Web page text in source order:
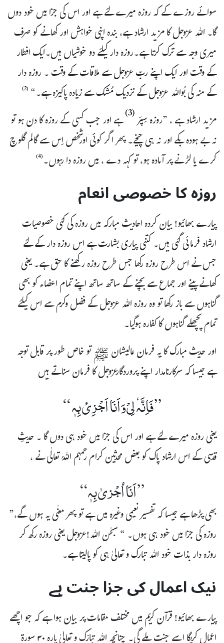
سوائے روزے کے کہ روزہ میرے لئے ہے اور اس کی جزا میں خود دوں
گا۔ اللہ عزوجل کا مزید ارشاد ہے، بندہ اپنی خواہش اور کھانے کو صرف
میری وجہ سے ترک کرتا ہے۔روزہ دار کیلئے دو خوشیاں ہیں۔ایک افطار
کے وقت اور ایک اپنے ربّ عزوجل سے ملاقات کے وقت ۔ روزہ دار
کے منہ کی بُواللہ عزوجل کے نزدیک مُشک سے زیادہ پاکیزہ ہے۔“ (2)
مزید ارشاد ہے ، ”روزہ سِپَر(3) ہے اور جب کسی کے روزہ کا دن ہو تو
نہ بے ہودہ بکے اور نہ ہی چیخے۔ پھر اگر کوئی اورشخص اِس سے گالم گلوچ
کرے یا لڑنے پر آمادہ ہو، تو کہہ دے ، میں روزہ دا رہوں۔(4)
روزہ کا خصوصی انعام
پیارے بھائیو! بیان کردہ احادیث مبارکہ میں روزہ کی کئی خصوصیات
ارشاد فرمائی گئی ہیں۔ کتنی پیاری بشارت ہے اس روزہ دار کے لئے
جس نے اس طرح روزہ رکھا جس طرح روزہ رکھنے کا حق ہے۔ یعنی
کھانے پینے اور جماع سے بچنے کے ساتھ ساتھ اپنے تمام اعضاء کو بھی
گناہوں سے باز رکھا تو وہ روزہ اللہ عزوجل کے فضل وکرم سے اس کیلئے
تمام پچھلے گناہوں کا کفارہ ہوگیا۔
اور حدیث مبارک کا یہ فرمان عالیشان ﷺ تو خاص طور پر قابل توجہ
ہے جیسا کہ سرکارنامدار اپنے پروردگارعزوجل کا فرمان سناتے ہیں
”فَاِنَّہ ٗ لِیْ وَاَنَا اَجْزِیْ بِہٖ “
یعنی روزہ میرے لئے ہے اور اس کی جزا میں خود ہی دوں گا ۔ حدیثِ
قدسی کے اس ارشاد پاک کو بعض محدثین کرام رحمہم اللہُ تعالٰی نے ،
”اَنَا اُجْزیٰ بِہٖ“
بھی پڑھا ہے جیسا کہ تفسیر نعیمی وغیرہ میں ہے تو پھر معنٰی یہ ہوں گے،”
روزہ کی جزا میں خود ہی ہوں۔ “ سبحٰن اللہ!عزوجل یعنی روزہ رکھ کر
روزہ دار بذات خود اللہ تبارک و تعالیٰ ہی کو پالیتا ہے۔
نیک اعمال کی جزا جنت ہے
پیارے بھائیو! قرآن کریم میں مختلف مقامات پر بیان ہوا ہے کہ جو اچھے